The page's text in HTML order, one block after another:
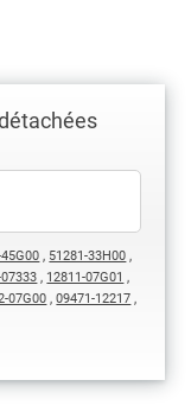
, 51281-33H00 ,
, 12811-07G01 ,
07G00 ,09471-12217 ,